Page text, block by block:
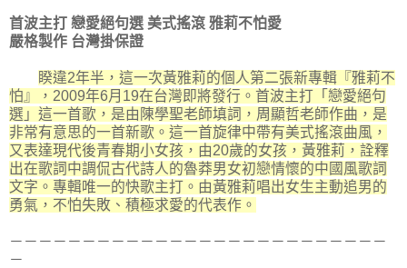
首波主打 戀愛絕句選 美式搖滾 雅莉不怕愛
嚴格製作 台灣掛保證
睽違2年半，這一次黃雅莉的個人第二張新專輯『雅莉不
怕』，2009年6月19在台灣即將發行。首波主打「戀愛絕句
選」這一首歌，是由陳學聖老師填詞，周顯哲老師作曲，是
非常有意思的一首新歌。這一首旋律中帶有美式搖滾曲風，
又表達現代後青春期小女孩，由20歲的女孩，黃雅莉，詮釋
出在歌詞中調侃古代詩人的魯莽男女初戀情懷的中國風歌詞
文字。專輯唯一的快歌主打。由黃雅莉唱出女生主動追男的
勇氣，不怕失敗、積極求愛的代表作。
－－－－－－－－－－－－－－－－－－－－－－－－－－
－